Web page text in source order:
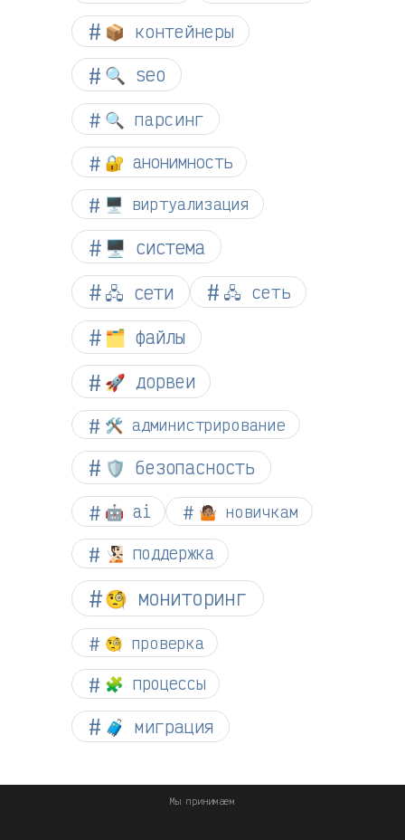
📦 контейнеры
🔍 seo
🔍 парсинг
🔐 анонимность
🖥️ виртуализация
🖥️ система
🖧 сети
🖧 сеть
🗂️ файлы
🚀 дорвеи
🛠️ администрирование
🛡️ безопасность
🤖 ai 🤷🏽 новичкам
🧏🏻 поддержка
🧐 мониторинг
🧐 проверка
🧩 процессы
🧳 миграция
Мы принимаем